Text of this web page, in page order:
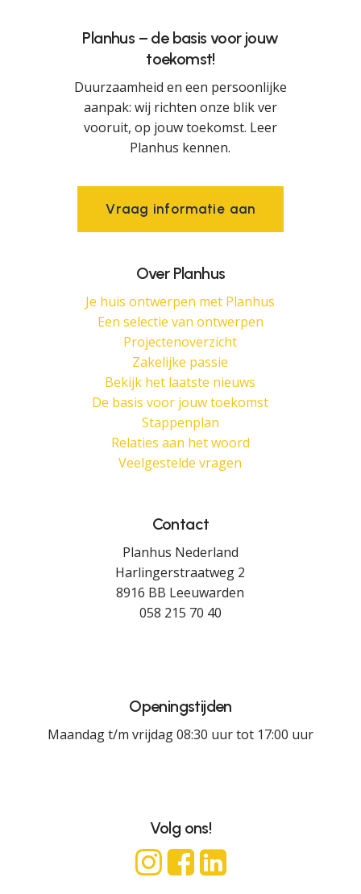
Planhus – de basis voor jouw
toekomst!
Duurzaamheid en een persoonlijke
aanpak: wij richten onze blik ver
vooruit, op jouw toekomst. Leer
Planhus kennen.
Vraag informatie aan
Over Planhus
Je huis ontwerpen met Planhus
Een selectie van ontwerpen
Projectenoverzicht
Zakelijke passie
Bekijk het laatste nieuws
De basis voor jouw toekomst
Stappenplan
Relaties aan het woord
Veelgestelde vragen
Contact
Planhus Nederland
Harlingerstraatweg 2
8916 BB Leeuwarden
058 215 70 40
Openingstijden
Maandag t/m vrijdag 08:30 uur tot 17:00 uur
Volg ons!